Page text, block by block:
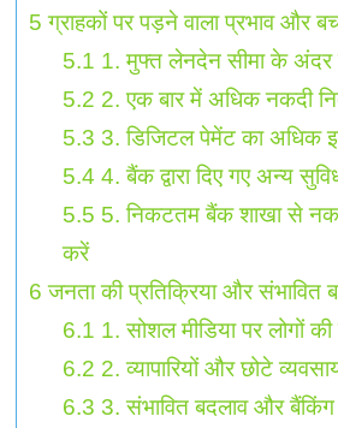
5 ग्राहकों पर पड़ने वाला प्रभाव और
5.1 1. मुफ्त लेनदेन सीमा के अंदर
5.2 2. एक बार में अधिक नकदी
5.3 3. डिजिटल पेमेंट का अधिक
5.4 4. बैंक द्वारा दिए गए अन्य
5.5 5. निकटतम बैंक शाखा से
करें
6 जनता की प्रतिक्रिया और संभावित
6.1 1. सोशल मीडिया पर लोगों की
6.2 2. व्यापारियों और छोटे
6.3 3. संभावित बदलाव और बैंकिंग